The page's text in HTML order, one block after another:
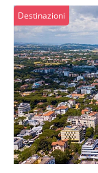
Destinazioni